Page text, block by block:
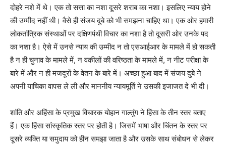
दोहरे नशे में थे। एक तो सत्ता का नशा दूसरे शराब का नशा। इसलिए न्याय होने
की उम्मीद नहीं थी। वैसे ही संजय दुबे को भी समझना चाहिए था। एक ओर हमारी
लोकतांत्रिक संस्थाओं पर दक्षिणपंथी विचार का नशा है तो दूसरी ओर उनके पद
का नशा है। ऐसे में उनसे न्याय की उम्मीद न तो एसआईआर के मामले में हो सकती
है न ही चुनाव के मामले में, न वकीलों की वरिष्ठता के मामले में, न नीट परीक्षा के
बारे में और न ही मजदूरों के वेतन के बारे में। अच्छा हुआ बाद में संजय दुबे ने
अपनी याचिका वापस ले ली और माननीय न्यायमूर्ति ने उसकी इजाजत दे भी दी।
शांति और अहिंसा के प्रमुख विचारक योहान गाल्तुंग ने हिंसा के तीन स्तर बताए
हैं। एक हिंसा सांस्कृतिक स्तर पर होती है। जिसमें भाषा और चिंतन के स्तर पर
दूसरे व्यक्ति या समुदाय को हीन समझा जाता है और उसके साथ संबोधन से लेकर